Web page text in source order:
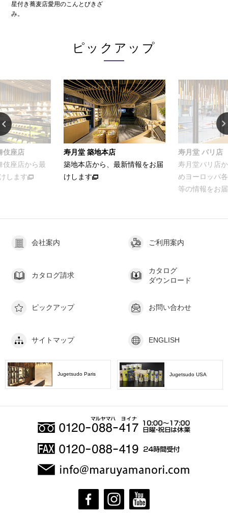
星付き蕎麦店愛用のこんとびきざ
み。
ピックアップ
伎座店
伎座店から最
します
寿月堂 築地本店
築地本店から、最新情報をお届
けします
寿月堂 パリ店
寿月堂パリ店
めヨーロッパ
等の情報をお
会社案内 ご利用案内
カタログ請求
カタログ
ダウンロード
ピックアップ お問い合わせ
サイトマップ ENGLISH
Jugetsudo Paris Jugetsudo USA